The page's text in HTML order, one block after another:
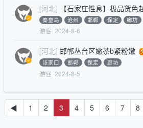
[河北] 【石家庄性息】极品货色
秦皇岛
沧州 邯郸 保定 廊坊
游客 2024-8-6
[河北] 邯郸丛台区嫩茶b紧粉嫩
张家口
邯郸 保定 廊坊
游客 2024-8-5
◀ 1 2 3 4 5 6 7 8